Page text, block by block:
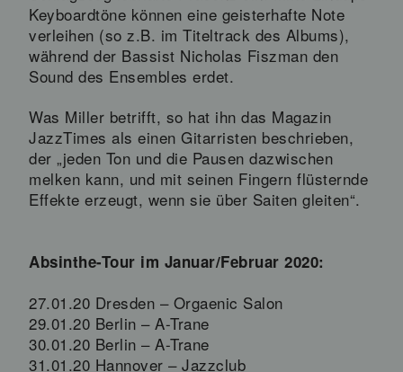
Keyboardtöne können eine geisterhafte Note
verleihen (so z.B. im Titeltrack des Albums),
während der Bassist Nicholas Fiszman den
Sound des Ensembles erdet.
Was Miller betrifft, so hat ihn das Magazin
JazzTimes als einen Gitarristen beschrieben,
der „jeden Ton und die Pausen dazwischen
melken kann, und mit seinen Fingern flüsternde
Effekte erzeugt, wenn sie über Saiten gleiten“.
Absinthe-Tour im Januar/Februar 2020:
27.01.20 Dresden – Orgaenic Salon
29.01.20 Berlin – A-Trane
30.01.20 Berlin – A-Trane
31.01.20 Hannover – Jazzclub